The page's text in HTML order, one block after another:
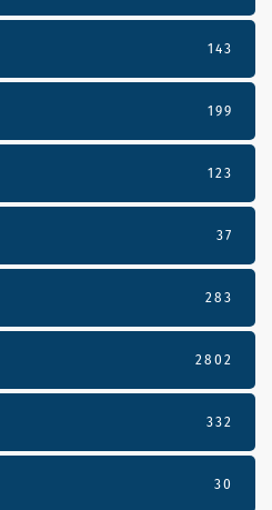
143
199
123
37
283
2802
332
30